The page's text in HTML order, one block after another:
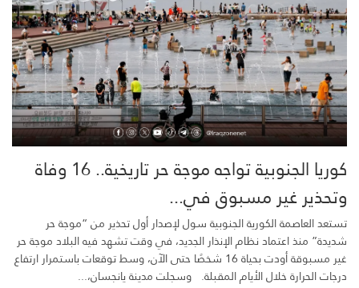
كوريا الجنوبية تواجه موجة حر تاريخية.. 16 وفاة
وتحذير غير مسبوق في...
تستعد العاصمة الكورية الجنوبية سول لإصدار أول تحذير من “موجة حر
شديدة” منذ اعتماد نظام الإنذار الجديد، في وقت تشهد فيه البلاد موجة حر
غير مسبوقة أودت بحياة 16 شخصًا حتى الآن، وسط توقعات باستمرار ارتفاع
درجات الحرارة خلال الأيام المقبلة. وسجلت مدينة يانجسان،...